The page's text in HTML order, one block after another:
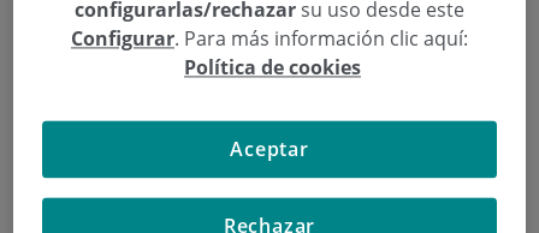
practicar en una o varias zonas del cuerpo, como en
el abdomen, flancos, cadera, muslos, rodillas...
las zonas a tratar también, aunque la recuperación
postoperatoria es similar que en el caso de la mujer.
configurarlas/rechazarsu uso desde este
Configurar. Para más información clic aquí:
Política de cookies
Rechazar
Aceptar